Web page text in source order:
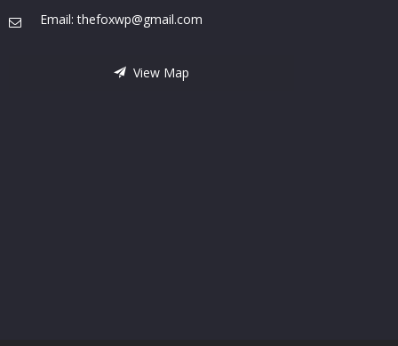
Email: thefoxwp@gmail.com
View Map